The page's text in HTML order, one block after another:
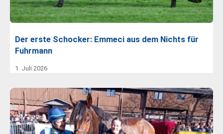
Der erste Schocker: Emmeci aus dem Nichts für
Fuhrmann
1. Juli 2026